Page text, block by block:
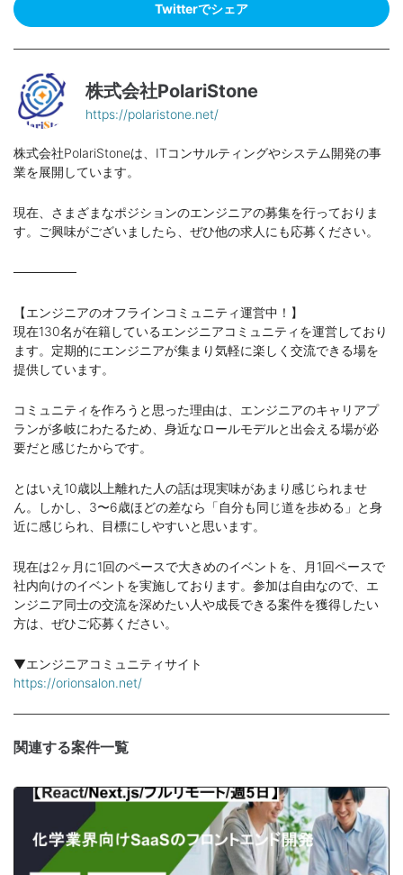
Twitterでシェア
株式会社PolariStone
https://polaristone.net/
株式会社PolariStoneは、ITコンサルティングやシステム開発の事
業を展開しています。
現在、さまざまなポジションのエンジニアの募集を行っておりま
す。ご興味がございましたら、ぜひ他の求人にも応募ください。
───────
【エンジニアのオフラインコミュニティ運営中！】
現在130名が在籍しているエンジニアコミュニティを運営しており
ます。定期的にエンジニアが集まり気軽に楽しく交流できる場を
提供しています。
コミュニティを作ろうと思った理由は、エンジニアのキャリアプ
ランが多岐にわたるため、身近なロールモデルと出会える場が必
要だと感じたからです。
とはいえ10歳以上離れた人の話は現実味があまり感じられませ
ん。しかし、3〜6歳ほどの差なら「自分も同じ道を歩める」と身
近に感じられ、目標にしやすいと思います。
現在は2ヶ月に1回のペースで大きめのイベントを、月1回ペースで
社内向けのイベントを実施しております。参加は自由なので、エ
ンジニア同士の交流を深めたい人や成長できる案件を獲得したい
方は、ぜひご応募ください。
▼エンジニアコミュニティサイト
https://orionsalon.net/
関連する案件一覧